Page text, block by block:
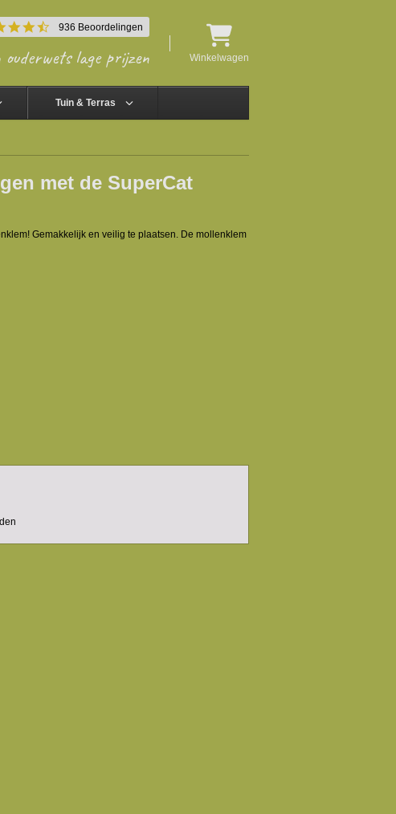
4.5
star
rating
936 Beoordelingen
lage prijzen Winkelwagen
Tuin & Terras
met de SuperCat
Gemakkelijk en veilig te plaatsen. De mollenklem